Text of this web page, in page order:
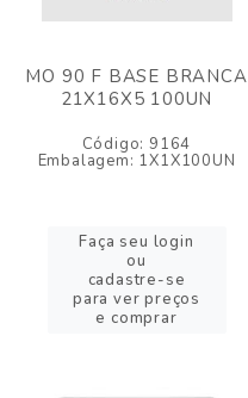
MO 90 F BASE BRANCA
21X16X5 100UN
Código: 9164
Embalagem: 1X1X100UN
Faça seu login
ou
cadastre-se
para ver preços
e comprar